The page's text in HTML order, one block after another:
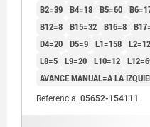
B2=39 B4=18 B5=60
B12=8 B15=32 B16=8
D4=20 D5=9 L1=158
L8=5 L9=20 L10=12
AVANCE MANUAL=A LA
Referencia: 05652-154111